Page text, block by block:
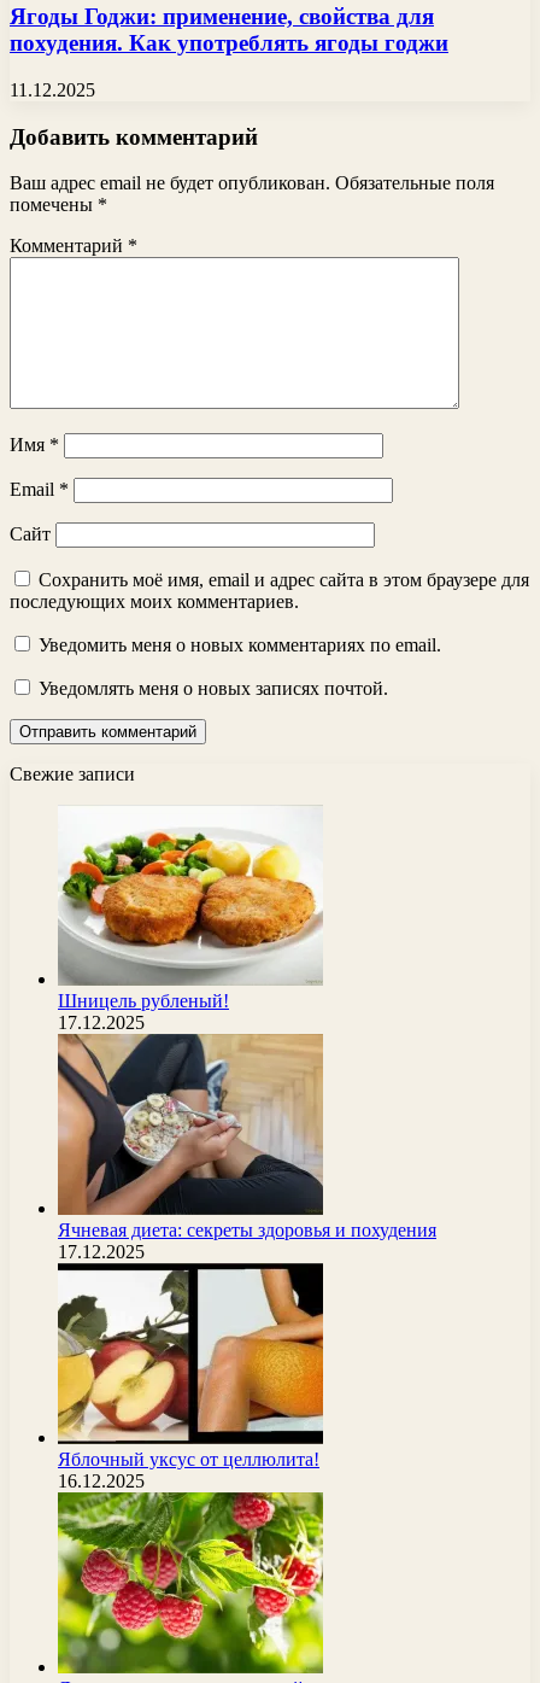
Ягоды Годжи: применение, свойства для
похудения. Как употреблять ягоды годжи
11.12.2025
Добавить комментарий
Ваш адрес email не будет опубликован. Обязательные поля
помечены *
Комментарий *
Имя *
Email *
Сайт
Сохранить моё имя, email и адрес сайта в этом браузере для
последующих моих комментариев.
Уведомить меня о новых комментариях по email.
Уведомлять меня о новых записях почтой.
Свежие записи
Шницель рубленый!
17.12.2025
Ячневая диета: секреты здоровья и похудения
17.12.2025
Яблочный уксус от целлюлита!
16.12.2025